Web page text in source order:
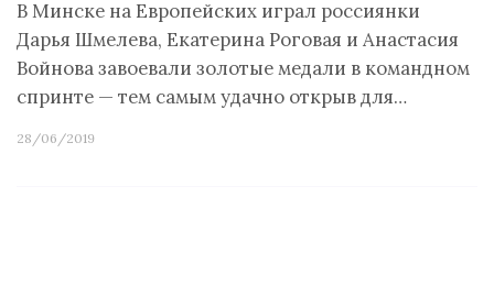
В Минске на Европейских играл россиянки
Дарья Шмелева, Екатерина Роговая и Анастасия
Войнова завоевали золотые медали в командном
спринте — тем самым удачно открыв для…
28/06/2019